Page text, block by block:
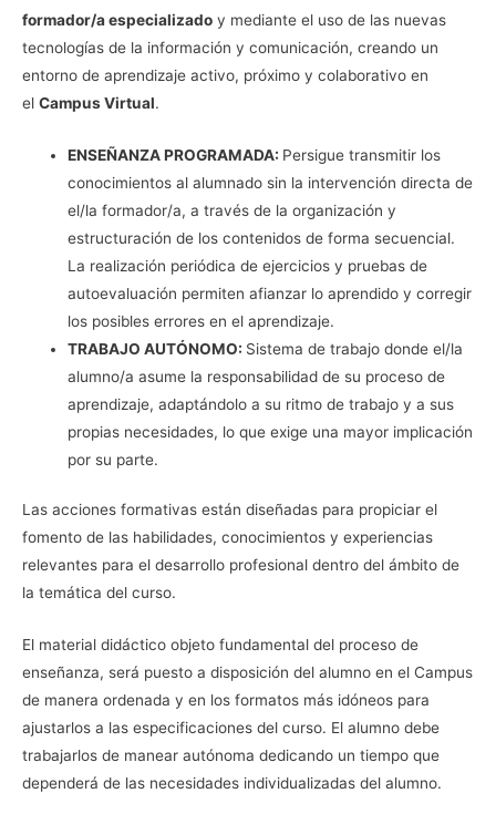
formador/a especializado y mediante el uso de las nuevas
tecnologías de la información y comunicación, creando un
entorno de aprendizaje activo, próximo y colaborativo en
el Campus Virtual.
ENSEÑANZA PROGRAMADA: Persigue transmitir los
conocimientos al alumnado sin la intervención directa de
el/la formador/a, a través de la organización y
estructuración de los contenidos de forma secuencial.
La realización periódica de ejercicios y pruebas de
autoevaluación permiten afianzar lo aprendido y corregir
los posibles errores en el aprendizaje.
TRABAJO AUTÓNOMO: Sistema de trabajo donde el/la
alumno/a asume la responsabilidad de su proceso de
aprendizaje, adaptándolo a su ritmo de trabajo y a sus
propias necesidades, lo que exige una mayor implicación
por su parte.
Las acciones formativas están diseñadas para propiciar el
fomento de las habilidades, conocimientos y experiencias
relevantes para el desarrollo profesional dentro del ámbito de
la temática del curso.
El material didáctico objeto fundamental del proceso de
enseñanza, será puesto a disposición del alumno en el Campus
de manera ordenada y en los formatos más idóneos para
ajustarlos a las especificaciones del curso. El alumno debe
trabajarlos de manear autónoma dedicando un tiempo que
dependerá de las necesidades individualizadas del alumno.